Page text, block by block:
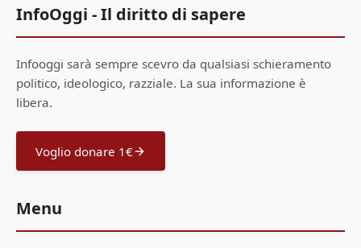
InfoOggi - Il diritto di sapere
Infooggi sarà sempre scevro da qualsiasi schieramento
politico, ideologico, razziale. La sua informazione è
libera.
Voglio donare 1€
Menu